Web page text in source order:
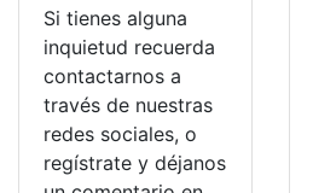
Si tienes alguna
inquietud recuerda
contactarnos a
través de nuestras
redes sociales, o
regístrate y déjanos